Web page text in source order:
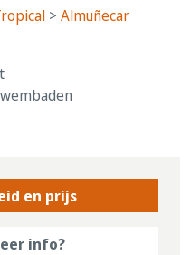
> Almuñecar
en prijs
info?